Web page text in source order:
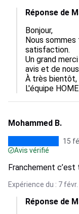
Réponse de
Bonjour,
Nous
satisfaction.
Un grand
avis et de
À très bientôt,
L'équipe
Mohammed B.
15
Avis vérifié
Franchement c’est
Expérience du : 7
Réponse de